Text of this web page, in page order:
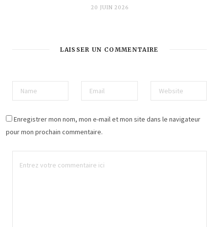
20 JUIN 2026
LAISSER UN COMMENTAIRE
Enregistrer mon nom, mon e-mail et mon site dans le navigateur
pour mon prochain commentaire.